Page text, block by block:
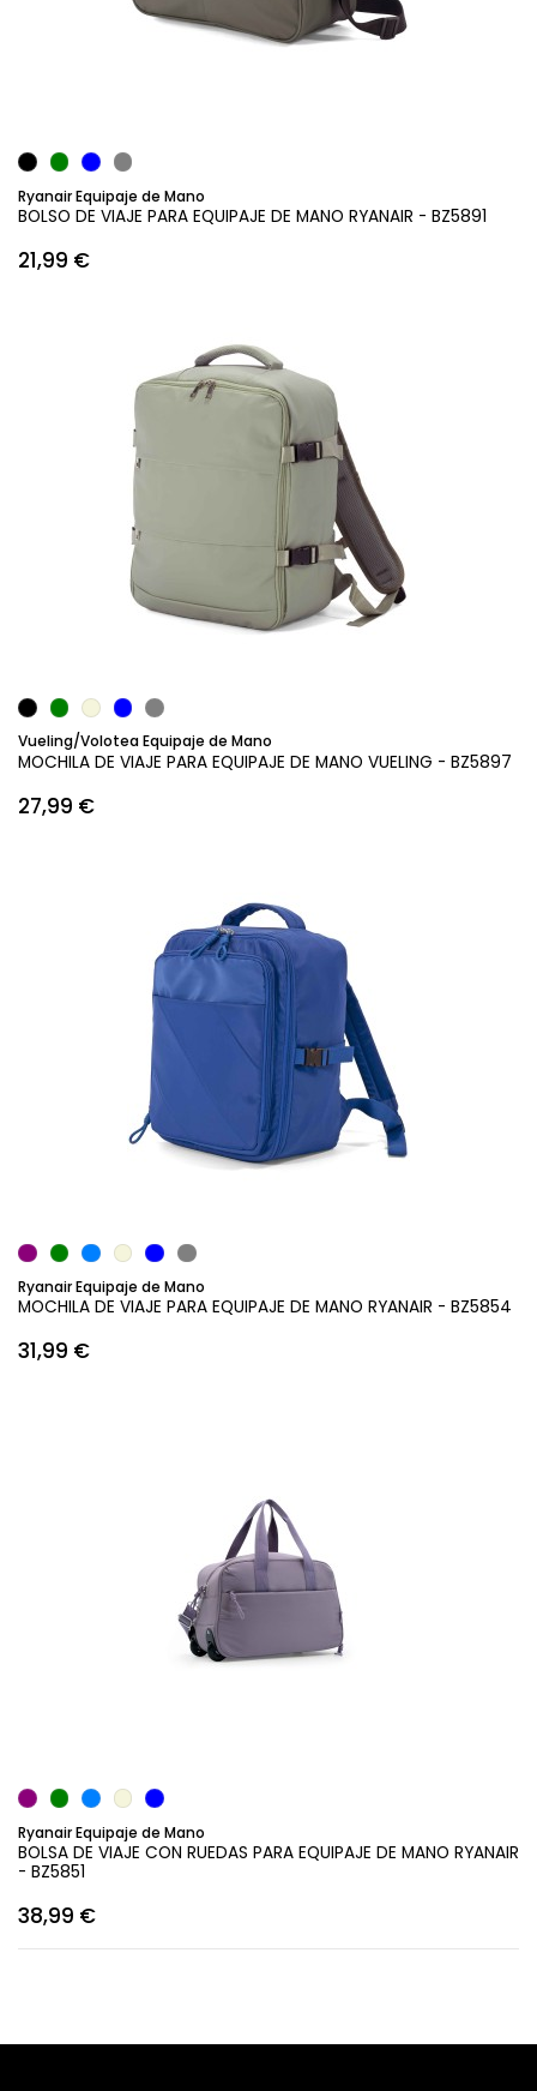
Ryanair Equipaje de Mano
BOLSO DE VIAJE PARA EQUIPAJE DE MANO RYANAIR - BZ5891
21,99 €
Añadir al carrito
Vueling/Volotea Equipaje de Mano
MOCHILA DE VIAJE PARA EQUIPAJE DE MANO VUELING - BZ5897
27,99 €
Añadir al carrito
Ryanair Equipaje de Mano
MOCHILA DE VIAJE PARA EQUIPAJE DE MANO RYANAIR - BZ5854
31,99 €
Añadir al carrito
Ryanair Equipaje de Mano
BOLSA DE VIAJE CON RUEDAS PARA EQUIPAJE DE MANO RYANAIR
- BZ5851
38,99 €